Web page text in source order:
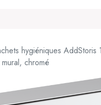
hygiéniques
chromé